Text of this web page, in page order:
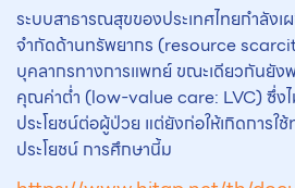
ระบบสาธารณสุขของประเทศไทยกำลัง
จำกัดด้านทรัพยากร (resource
บุคลากรทางการแพทย์ ขณะเดียวกันยัง
คุณค่าต่ำ (low-value care: LVC) ซึ่งไ
ประโยชน์ต่อผู้ป่วย แต่ยังก่อให้เกิดการใช้
ประโยชน์ การศึกษานี้ม